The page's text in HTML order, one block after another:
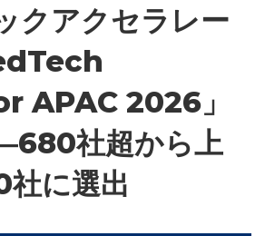
クアクセラレー
APAC 2026」
社超から上
に選出